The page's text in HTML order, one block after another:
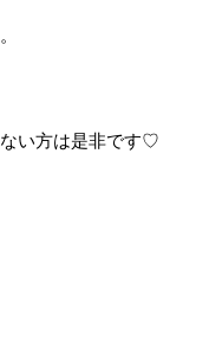
い方は是非です♡